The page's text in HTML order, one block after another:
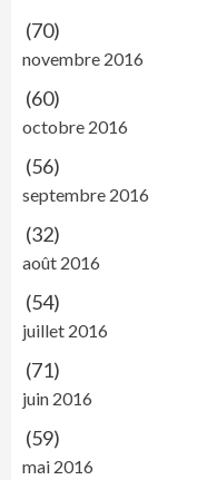
(70)
novembre 2016
(60)
octobre 2016
(56)
septembre 2016
(32)
août 2016
(54)
juillet 2016
(71)
juin 2016
(59)
mai 2016